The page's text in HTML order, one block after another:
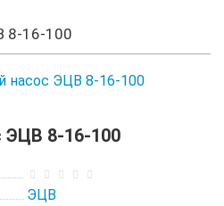
8-16-100
ЭЦВ 8-16-100
ЭЦВ